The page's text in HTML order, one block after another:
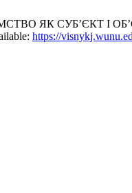
ЯК СУБ’ЄКТ І
https://